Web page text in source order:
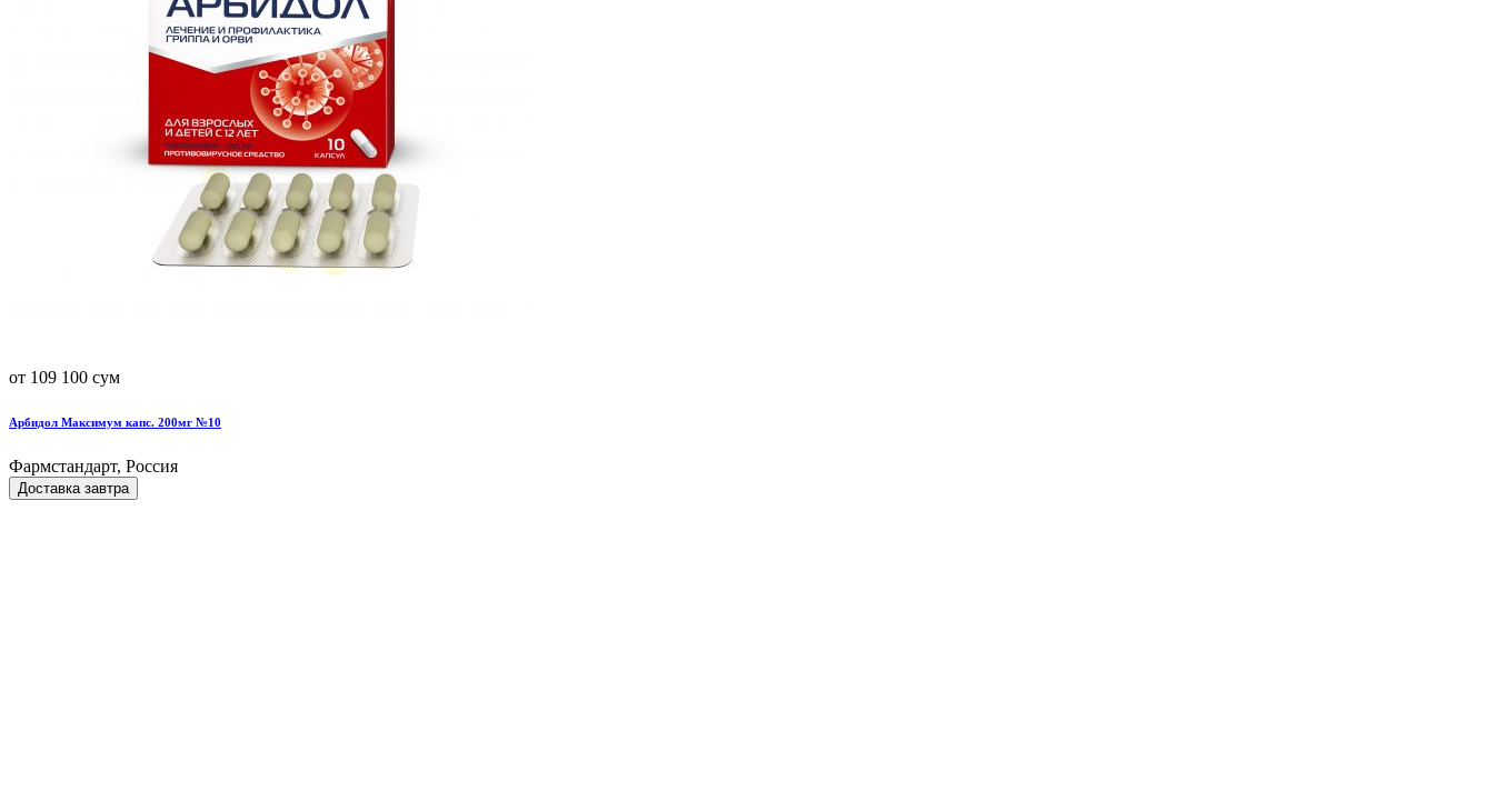
от 109 100 сум
Арбидол Максимум капс. 200мг №10
Фармстандарт, Россия
Доставка завтра